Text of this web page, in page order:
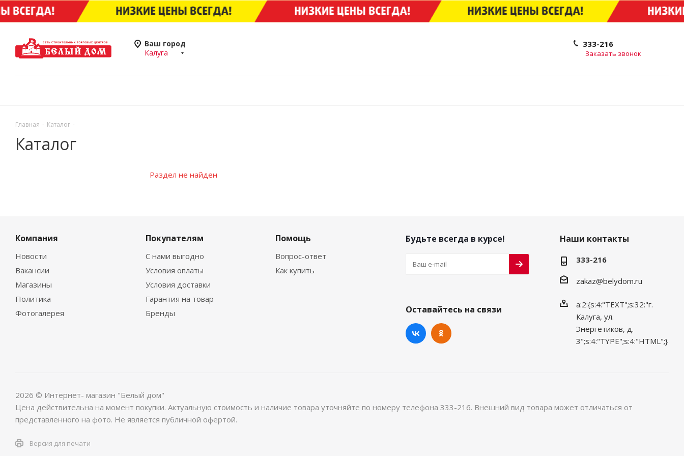
Ваш город
Калуга
333-216
Заказать звонок
Главная - Каталог -
Каталог
Раздел не найден
Компания
Новости
Вакансии
Магазины
Политика
Фотогалерея
Покупателям
С нами выгодно
Условия оплаты
Условия доставки
Гарантия на товар
Бренды
Помощь
Вопрос-ответ
Как купить
Будьте всегда в курсе!
Оставайтесь на связи
Наши контакты
333-216
zakaz@belydom.ru
a:2:{s:4:"TEXT";s:32:"г.
Калуга, ул.
Энергетиков, д.
3";s:4:"TYPE";s:4:"HTML";}
2026 © Интернет- магазин "Белый дом"
Цена действительна на момент покупки. Актуальную стоимость и наличие товара уточняйте по номеру телефона 333-216. Внешний вид товара может отличаться от
представленного на фото. Не является публичной офертой.
Версия для печати